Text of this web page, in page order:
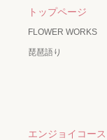
トップページ
FLOWER WORKS
琵琶語り
エンジョイコース